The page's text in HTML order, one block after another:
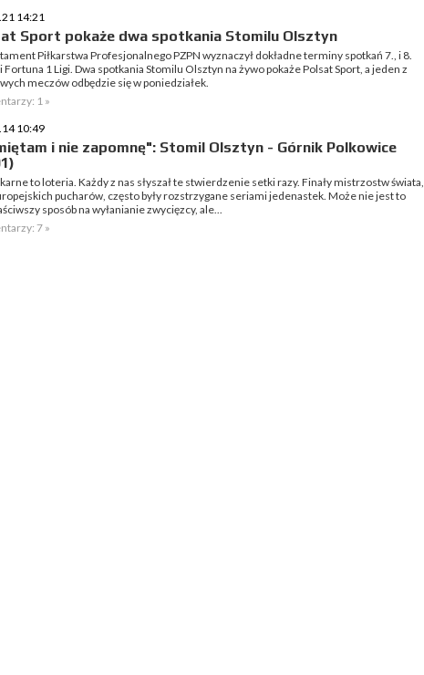
14:21
Sport pokaże dwa spotkania Stomilu Olsztyn
Piłkarstwa Profesjonalnego PZPN wyznaczył dokładne terminy spotkań 7., i 8.
Fortuna 1 Ligi. Dwa spotkania Stomilu Olsztyn na żywo pokaże Polsat Sport, a jeden z
meczów odbędzie się w poniedziałek.
1 »
10:49
i nie zapomnę": Stomil Olsztyn - Górnik Polkowice
to loteria. Każdy z nas słyszał te stwierdzenie setki razy. Finały mistrzostw świata,
pucharów, często były rozstrzygane seriami jedenastek. Może nie jest to
sposób na wyłanianie zwycięzcy, ale...
7 »